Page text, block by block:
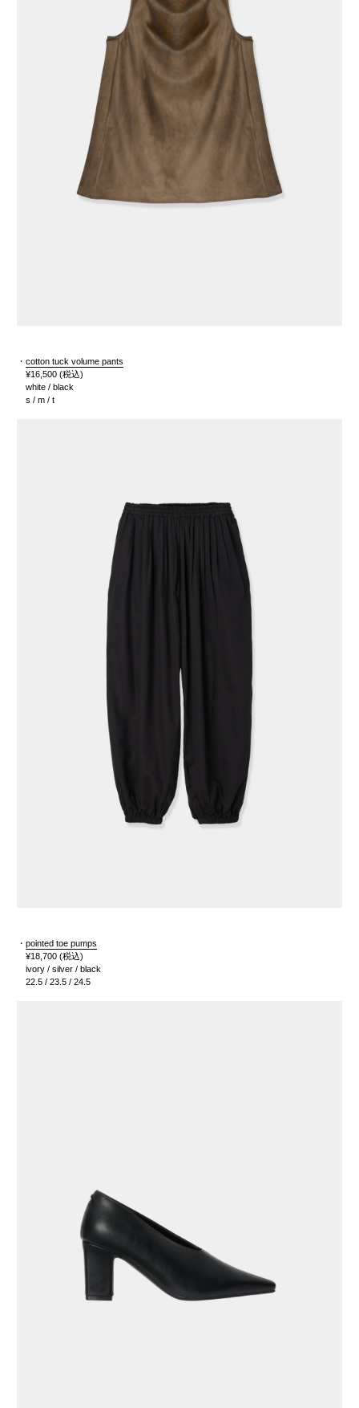
・ cotton tuck volume pants
¥16,500 (税込)
white / black
s / m / t
・ pointed toe pumps
¥18,700 (税込)
ivory / silver / black
22.5 / 23.5 / 24.5